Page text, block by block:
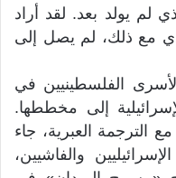
لم يولد بعد. لقد أراد
مع ذلك، لم يصل إلى
الفلسطينيين في
إلى مخططها.
الترجمة العبرية، جاء
والفاشيين،